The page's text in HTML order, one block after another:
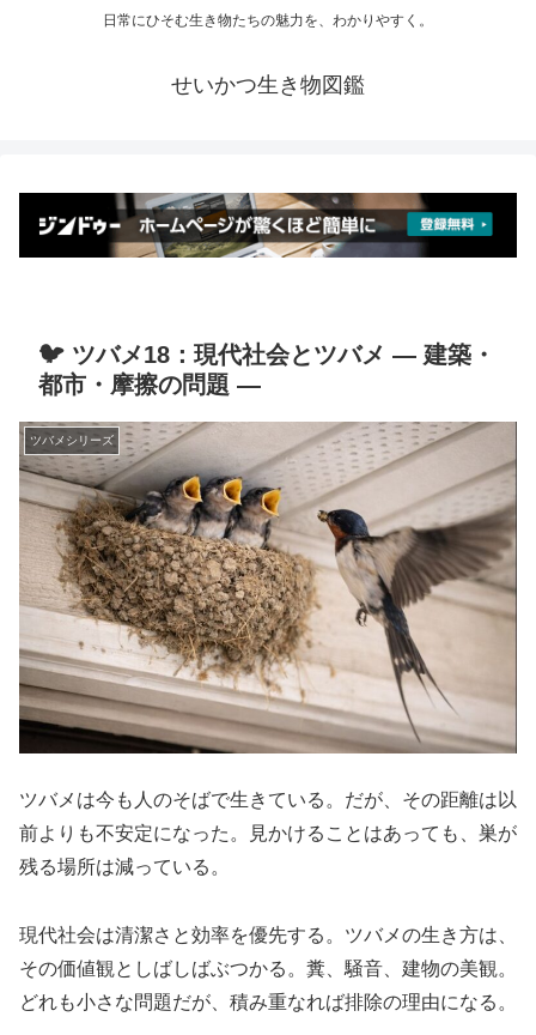
日常にひそむ生き物たちの魅力を、わかりやすく。
せいかつ生き物図鑑
🐦 ツバメ18：現代社会とツバメ ― 建築・
都市・摩擦の問題 ―
ツバメシリーズ
ツバメは今も人のそばで生きている。だが、その距離は以
前よりも不安定になった。見かけることはあっても、巣が
残る場所は減っている。
現代社会は清潔さと効率を優先する。ツバメの生き方は、
その価値観としばしばぶつかる。糞、騒音、建物の美観。
どれも小さな問題だが、積み重なれば排除の理由になる。